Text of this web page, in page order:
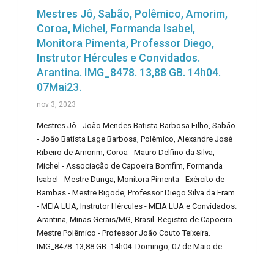
Mestres Jô, Sabão, Polêmico, Amorim,
Coroa, Michel, Formanda Isabel,
Monitora Pimenta, Professor Diego,
Instrutor Hércules e Convidados.
Arantina. IMG_8478. 13,88 GB. 14h04.
07Mai23.
nov 3, 2023
Mestres Jô - João Mendes Batista Barbosa Filho, Sabão
- João Batista Lage Barbosa, Polêmico, Alexandre José
Ribeiro de Amorim, Coroa - Mauro Delfino da Silva,
Michel - Associação de Capoeira Bomfim, Formanda
Isabel - Mestre Dunga, Monitora Pimenta - Exército de
Bambas - Mestre Bigode, Professor Diego Silva da Fram
- MEIA LUA, Instrutor Hércules - MEIA LUA e Convidados.
Arantina, Minas Gerais/MG, Brasil. Registro de Capoeira
Mestre Polêmico - Professor João Couto Teixeira.
IMG_8478. 13,88 GB. 14h04. Domingo, 07 de Maio de